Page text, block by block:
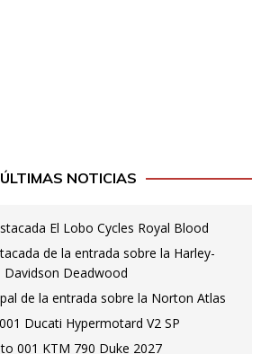
ÚLTIMAS NOTICIAS